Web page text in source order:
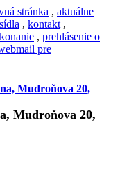
stránka , aktuálne
, kontakt ,
, prehlásenie o
pre
Mudroňova 20,